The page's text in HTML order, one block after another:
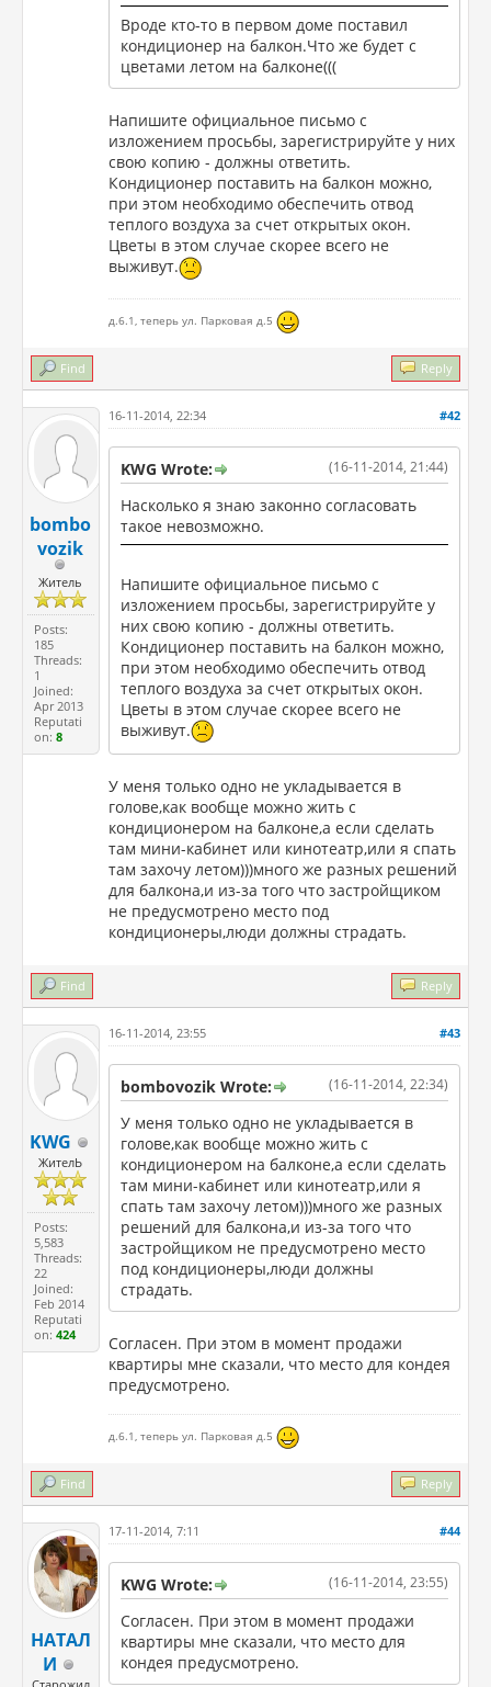
Вроде кто-то в первом доме поставил
кондиционер на балкон.Что же будет с
цветами летом на балконе(((
Напишите официальное письмо с
изложением просьбы, зарегистрируйте у них
свою копию - должны ответить.
Кондиционер поставить на балкон можно,
при этом необходимо обеспечить отвод
теплого воздуха за счет открытых окон.
Цветы в этом случае скорее всего не
выживут.
д.6.1, теперь ул. Парковая д.5
Find Reply
bombo
vozik
Житель
Posts:
185
Threads:
1
Joined:
Apr 2013
Reputati
on:8
#42
16-11-2014, 22:34
(16-11-2014, 21:44)
KWG Wrote:
Насколько я знаю законно согласовать
такое невозможно.
Напишите официальное письмо с
изложением просьбы, зарегистрируйте у
них свою копию - должны ответить.
Кондиционер поставить на балкон можно,
при этом необходимо обеспечить отвод
теплого воздуха за счет открытых окон.
Цветы в этом случае скорее всего не
выживут.
У меня только одно не укладывается в
голове,как вообще можно жить с
кондиционером на балконе,а если сделать
там мини-кабинет или кинотеатр,или я спать
там захочу летом)))много же разных решений
для балкона,и из-за того что застройщиком
не предусмотрено место под
кондиционеры,люди должны страдать.
Find Reply
KWG
ЖителЬ
Posts:
5,583
Threads:
22
Joined:
Feb 2014
Reputati
on:424
#43
16-11-2014, 23:55
(16-11-2014, 22:34)
bombovozik Wrote:
У меня только одно не укладывается в
голове,как вообще можно жить с
кондиционером на балконе,а если сделать
там мини-кабинет или кинотеатр,или я
спать там захочу летом)))много же разных
решений для балкона,и из-за того что
застройщиком не предусмотрено место
под кондиционеры,люди должны
страдать.
Согласен. При этом в момент продажи
квартиры мне сказали, что место для кондея
предусмотрено.
д.6.1, теперь ул. Парковая д.5
Find Reply
НАТАЛ
И
#44
17-11-2014, 7:11
(16-11-2014, 23:55)
KWG Wrote:
Согласен. При этом в момент продажи
квартиры мне сказали, что место для
кондея предусмотрено.